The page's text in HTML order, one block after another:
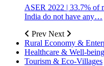
ASER 2022 | 33.7% of
India do not have any…
Prev Next
Rural Economy &
Healthcare & Well-being
Tourism & Eco-Villages